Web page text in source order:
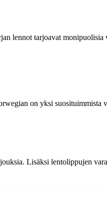
lennot tarjoavat
on yksi suosituimmista
Lisäksi lentolippujen